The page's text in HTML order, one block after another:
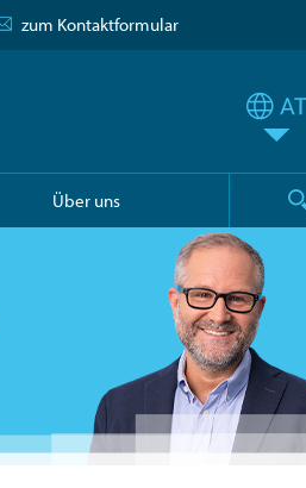
zum Kontaktformular
Über uns